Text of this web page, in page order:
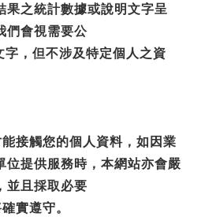
果之統計數據或說明文字呈
們會視需要公
，但不涉及特定個人之資
接觸您的個人資料，如因業
位提供服務時，本網站亦會嚴
並且採取必要
實遵守。